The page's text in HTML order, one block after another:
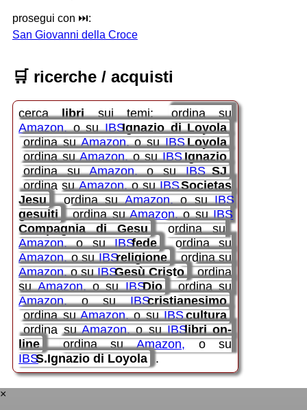
prosegui con ⏭️:
San Giovanni della Croce
🛒 ricerche / acquisti
cercalibrisui temi: ordina su
Amazon o suIBSIgnazio di Loyola
ordina suAmazon o suIBSLoyola
ordina suAmazon o suIBSIgnazio
ordina suAmazon o suIBSSJ
ordina suAmazon o suIBSSocietas
Jesu
ordina suAmazon o suIBS
gesuiti
ordina suAmazon o suIBS
Compagnia di Gesu
ordina su
Amazon o suIBSfede
ordina su
Amazon o suIBSreligione
ordina su
Amazon o suIBSGesù Cristo
ordina
suAmazon o suIBSDio
ordina su
Amazon o suIBScristianesimo
ordina suAmazon o suIBScultura
ordina suAmazon o suIBSlibri on-
line
ordina suAmazon
o su
IBSS.Ignazio di Loyola .
×